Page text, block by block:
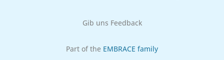
Gib uns Feedback
Part of the EMBRACE family